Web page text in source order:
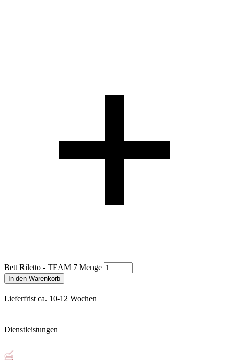
Bett Riletto - TEAM 7 Menge
In den Warenkorb
Lieferfrist ca. 10-12 Wochen
Dienstleistungen